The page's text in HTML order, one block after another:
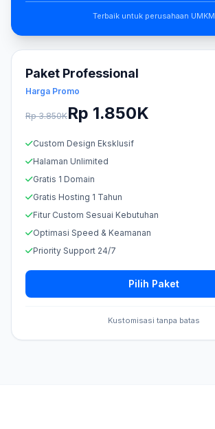
Terbaik untuk perusahaan UMKM
Paket Professional
Harga Promo
Rp 3.850KRp 1.850K
Custom Design Eksklusif
Halaman Unlimited
Gratis 1 Domain
Gratis Hosting 1 Tahun
Fitur Custom Sesuai Kebutuhan
Optimasi Speed & Keamanan
Priority Support 24/7
Pilih Paket
Kustomisasi tanpa batas